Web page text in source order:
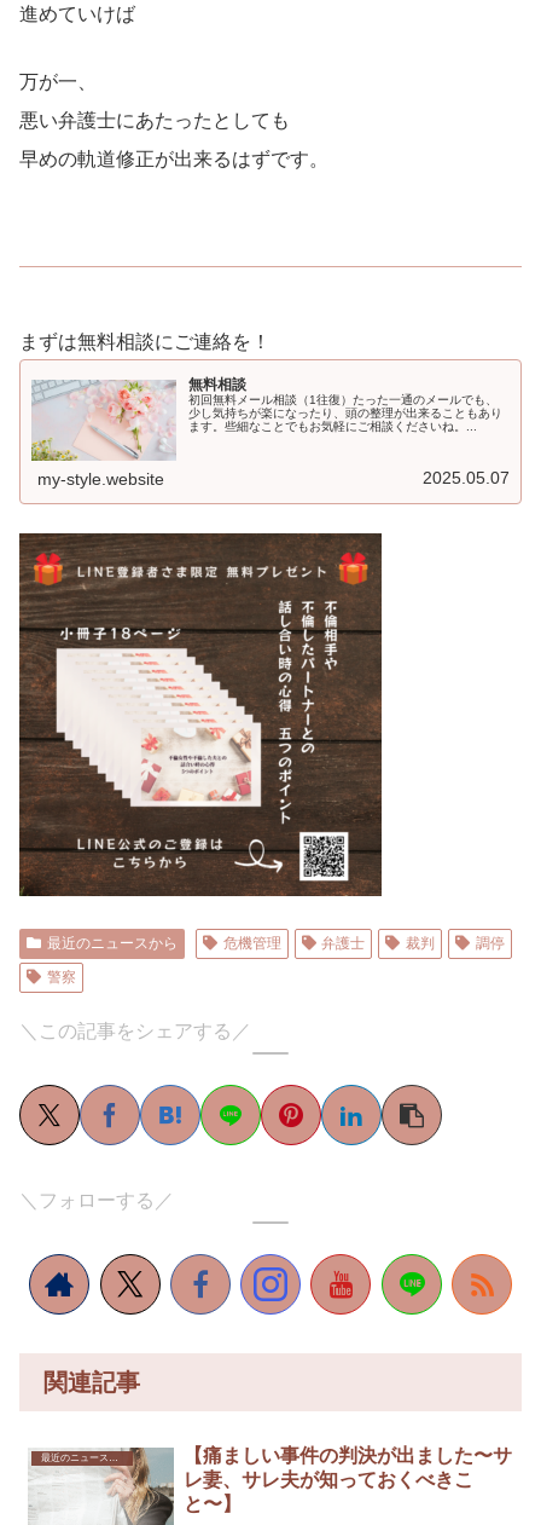
進めていけば
万が一、
悪い弁護士にあたったとしても
早めの軌道修正が出来るはずです。
まずは無料相談にご連絡を！
無料相談
初回無料メール相談（1往復）たった一通のメールでも、
少し気持ちが楽になったり、頭の整理が出来ることもあり
ます。些細なことでもお気軽にご相談くださいね。...
my-style.website 2025.05.07
最近のニュースから 危機管理 弁護士 裁判
調停
警察
＼この記事をシェアする／
＼フォローする／
関連記事
最近のニュースから
【痛ましい事件の判決が出ました〜サ
レ妻、サレ夫が知っておくべきこ
と〜】